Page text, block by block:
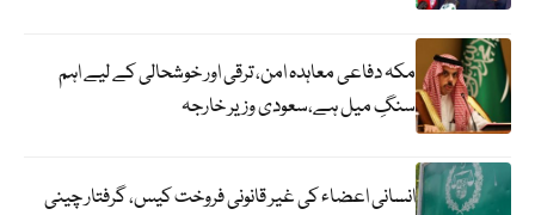
مکہ دفاعی معاہدہ امن، ترقی اور خوشحالی کے لیے اہم
سنگِ میل ہے،سعودی وزیر خارجہ
انسانی اعضاء کی غیر قانونی فروخت کیس، گرفتار چینی